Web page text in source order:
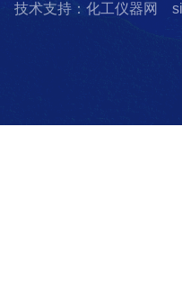
技术支持：化工仪器网